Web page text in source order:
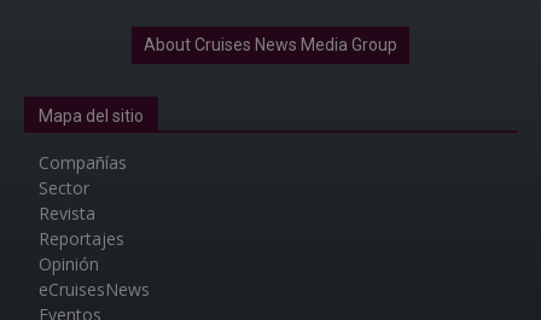
About Cruises News Media Group
Mapa del sitio
Compañías
Sector
Revista
Reportajes
Opinión
eCruisesNews
Eventos